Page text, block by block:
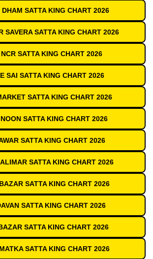
DHAM SATTA KING CHART 2026
SAVERA SATTA KING CHART 2026
NCR SATTA KING CHART 2026
SAI SATTA KING CHART 2026
SATTA KING CHART 2026
SATTA KING CHART 2026
SATTA KING CHART 2026
SATTA KING CHART 2026
SATTA KING CHART 2026
SATTA KING CHART 2026
SATTA KING CHART 2026
SATTA KING CHART 2026